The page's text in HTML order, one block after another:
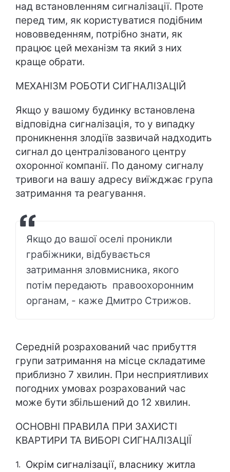
над встановленням сигналізації. Проте
перед тим, як користуватися подібним
нововведенням, потрібно знати, як
працює цей механізм та який з них
краще обрати.
МЕХАНІЗМ РОБОТИ СИГНАЛІЗАЦІЙ
Якщо у вашому будинку встановлена
відповідна сигналізація, то у випадку
проникнення злодіїв зазвичай надходить
сигнал до централізованого центру
охоронної компанії. По даному сигналу
тривоги на вашу адресу виїжджає група
затримання та реагування.
Якщо до вашої оселі проникли
грабіжники, відбувається
затримання зловмисника, якого
потім передають правоохоронним
органам, - каже Дмитро Стрижов.
Середній розрахований час прибуття
групи затримання на місце складатиме
приблизно 7 хвилин. При несприятливих
погодних умовах розрахований час
може бути збільшений до 12 хвилин.
ОСНОВНІ ПРАВИЛА ПРИ ЗАХИСТІ
КВАРТИРИ ТА ВИБОРІ СИГНАЛІЗАЦІЇ
Окрім сигналізації, власнику житла